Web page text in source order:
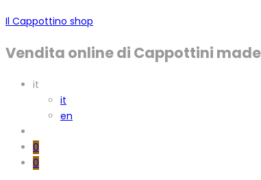
Il Cappottino shop
Vendita online di Cappottini
it
it
en
0
0